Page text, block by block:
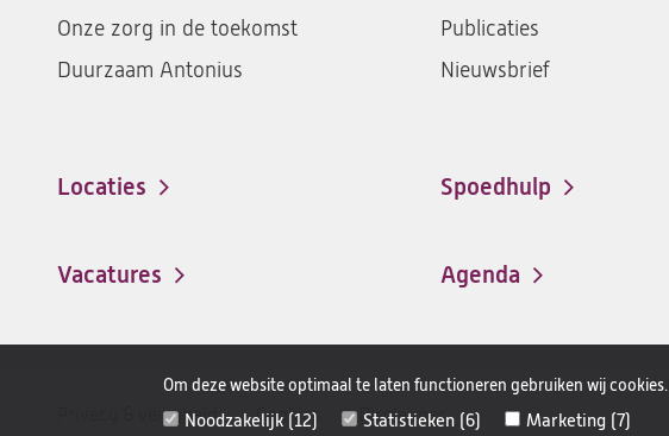
Om deze website optimaal te laten functioneren gebruiken wij cookies.
Noodzakelijk (12) Statistieken (6) Marketing (7)
Onze zorg in de toekomst
Duurzaam Antonius
Publicaties
Nieuwsbrief
Locaties Spoedhulp
Vacatures
(opent
Agenda
Disclaimer
Privacy & veiligheid Cookies Disclaimer